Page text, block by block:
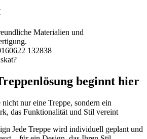
Materialien und
beginnt hier
nur eine Treppe, sondern ein
das Funktionalität und Stil vereint
Jede Treppe wird individuell geplant und